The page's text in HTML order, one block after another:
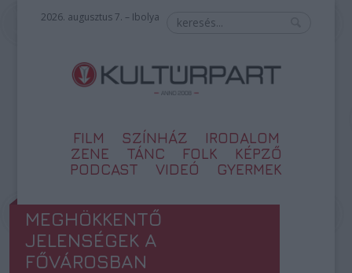
2026. augusztus 7. – Ibolya
FILM SZÍNHÁZ
IRODALOM
ZENE
TÁNC FOLK
KÉPZŐ
PODCAST
VIDEÓ GYERMEK
MEGHÖKKENTŐ
JELENSÉGEK A
FŐVÁROSBAN